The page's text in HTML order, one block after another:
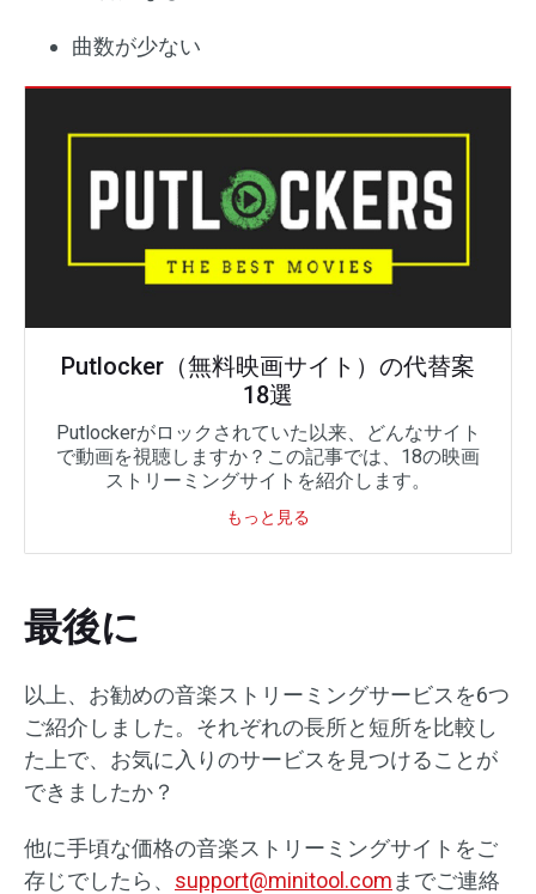
曲数が少ない
Putlocker（無料映画サイト）の代替案
18選
Putlockerがロックされていた以来、どんなサイト
で動画を視聴しますか？この記事では、18の映画
ストリーミングサイトを紹介します。
もっと見る
最後に
以上、お勧めの音楽ストリーミングサービスを6つ
ご紹介しました。それぞれの長所と短所を比較し
た上で、お気に入りのサービスを見つけることが
できましたか？
他に手頃な価格の音楽ストリーミングサイトをご
存じでしたら、 support@minitool.com までご連絡